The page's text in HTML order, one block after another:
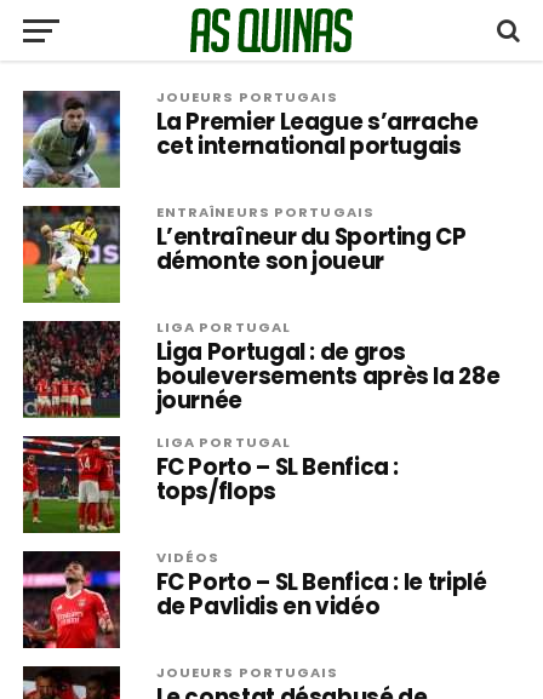
JOUEURS PORTUGAIS
La Premier League s’arrache
cet international portugais
ENTRAÎNEURS PORTUGAIS
L’entraîneur du Sporting CP
démonte son joueur
LIGA PORTUGAL
Liga Portugal : de gros
bouleversements après la 28e
journée
LIGA PORTUGAL
FC Porto – SL Benfica :
tops/flops
VIDÉOS
FC Porto – SL Benfica : le triplé
de Pavlidis en vidéo
JOUEURS PORTUGAIS